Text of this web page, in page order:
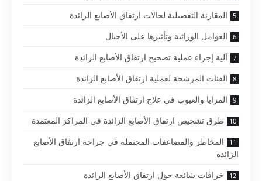
المقارنة التفصيلية لحالات ارتفاق الأصابع الزائدة
العوامل الوراثية وتأثيرها على الأجيال
آلية إجراء عملية تصحيح ارتفاق الأصابع الزائدة
الفئات المرشحة لعملية ارتفاق الأصابع الزائدة
المزايا والعيوب في علاج ارتفاق الأصابع الزائدة
طرق تشخيص ارتفاق الأصابع الزائدة في المراكز المعتمدة
المخاطر والمضاعفات المحتملة في جراحة ارتفاق الأصابع
الزائدة
خرافات شائعة حول ارتفاق الأصابع الزائدة